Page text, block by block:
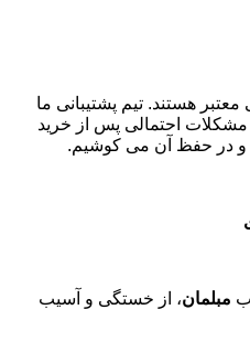
هستند. تیم پشتیبانی ما
مشکلات احتمالی پس از خرید
و در حفظ آن می کوشیم.
مبلمان، از خستگی و آسیب